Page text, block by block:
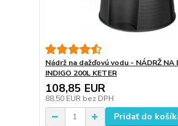
Nádrž na dažďovú vodu - NÁDRŽ NA
INDIGO 200L KETER
108,85 EUR
88,50 EUR bez DPH
Pridať do